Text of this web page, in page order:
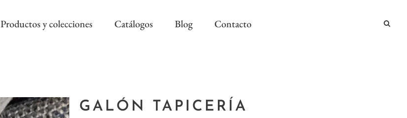
Productos y colecciones
AROA STYLE
REEVÈR SS2024
Catálogos Blog Contacto
GALÓN TAPICERÍA